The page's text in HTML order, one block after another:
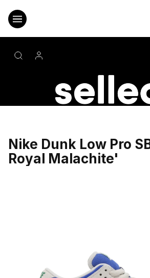
obsah
Nike Dunk Low Pro
Royal Malachite'